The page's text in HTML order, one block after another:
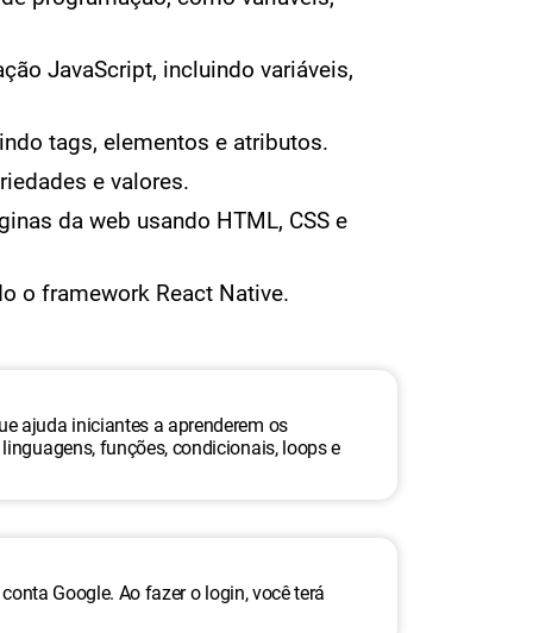
JavaScript, incluindo variáveis,
tags, elementos e atributos.
e valores.
da web usando HTML, CSS e
o framework React Native.
ajuda iniciantes a aprenderem os
funções, condicionais, loops e
Google. Ao fazer o login, você terá